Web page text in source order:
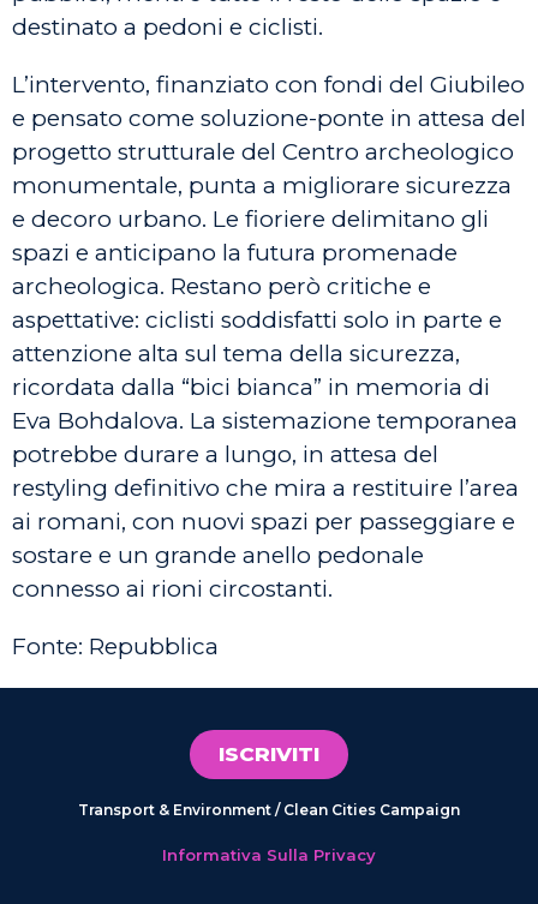
destinato a pedoni e ciclisti.
L’intervento, finanziato con fondi del Giubileo
e pensato come soluzione-ponte in attesa del
progetto strutturale del Centro archeologico
monumentale, punta a migliorare sicurezza
e decoro urbano. Le fioriere delimitano gli
spazi e anticipano la futura promenade
archeologica. Restano però critiche e
aspettative: ciclisti soddisfatti solo in parte e
attenzione alta sul tema della sicurezza,
ricordata dalla “bici bianca” in memoria di
Eva Bohdalova. La sistemazione temporanea
potrebbe durare a lungo, in attesa del
restyling definitivo che mira a restituire l’area
ai romani, con nuovi spazi per passeggiare e
sostare e un grande anello pedonale
connesso ai rioni circostanti.
Fonte: Repubblica
ISCRIVITI
Transport & Environment / Clean Cities Campaign
Informativa Sulla Privacy